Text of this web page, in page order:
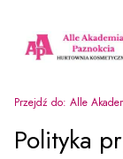
Przejdź do: Alle
Polityka